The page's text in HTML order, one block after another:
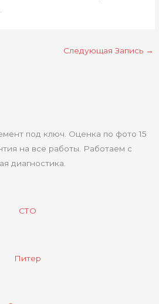
Следующая Запись →
под ключ. Оценка по фото 15
на все работы. Работаем с
диагностика.
СТО
Питер